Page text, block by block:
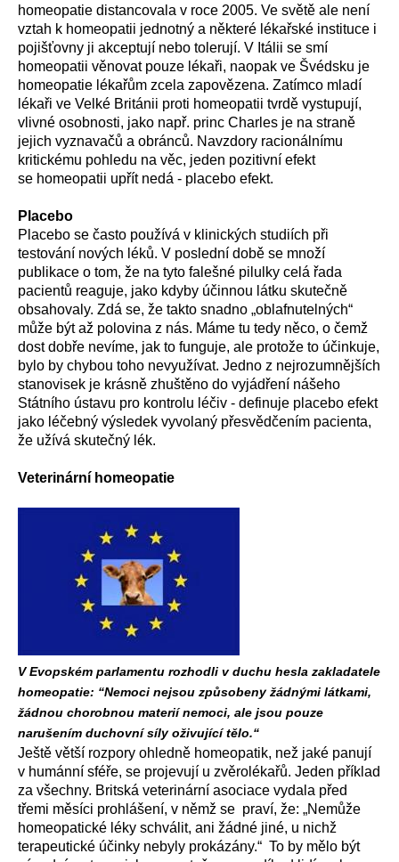
homeopatie distancovala v roce 2005. Ve světě ale není
vztah k homeopatii jednotný a některé lékařské instituce i
pojišťovny ji akceptují nebo tolerují. V Itálii se smí
homeopatii věnovat pouze lékaři, naopak ve Švédsku je
homeopatie lékařům zcela zapovězena. Zatímco mladí
lékaři ve Velké Británii proti homeopatii tvrdě vystupují,
vlivné osobnosti, jako např. princ Charles je na straně
jejich vyznavačů a obránců. Navzdory racionálnímu
kritickému pohledu na věc, jeden pozitivní efekt
se homeopatii upřít nedá - placebo efekt.
Placebo
Placebo se často používá v klinických studiích při
testování nových léků. V poslední době se množí
publikace o tom, že na tyto falešné pilulky celá řada
pacientů reaguje, jako kdyby účinnou látku skutečně
obsahovaly. Zdá se, že takto snadno „oblafnutelných“
může být až polovina z nás. Máme tu tedy něco, o čemž
dost dobře nevíme, jak to funguje, ale protože to účinkuje,
bylo by chybou toho nevyužívat. Jedno z nejrozumnějších
stanovisek je krásně zhuštěno do vyjádření nášeho
Státního ústavu pro kontrolu léčiv - definuje placebo efekt
jako léčebný výsledek vyvolaný přesvědčením pacienta,
že užívá skutečný lék.
Veterinární homeopatie
V Evopském parlamentu rozhodli v duchu hesla zakladatele
homeopatie: “Nemoci nejsou způsobeny žádnými látkami,
žádnou chorobnou materií nemoci, ale jsou pouze
narušením duchovní síly oživující tělo.“
Ještě větší rozpory ohledně homeopatik, než jaké panují
v humánní sféře, se projevují u zvěrolékařů. Jeden příklad
za všechny. Britská veterinární asociace vydala před
třemi měsíci prohlášení, v němž se praví, že: „Nemůže
homeopatické léky schválit, ani žádné jiné, u nichž
terapeutické účinky nebyly prokázány.“ To by mělo být